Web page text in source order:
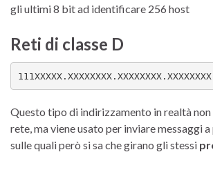
gli ultimi 8 bit ad identificare 256 host
Reti di classe D
111XXXXX.XXXXXXXX.XXXXXXXX.XXXXXXXX
Questo tipo di indirizzamento in realtà non
rete, ma viene usato per inviare messaggi
sulle quali però si sa che girano gli stessi